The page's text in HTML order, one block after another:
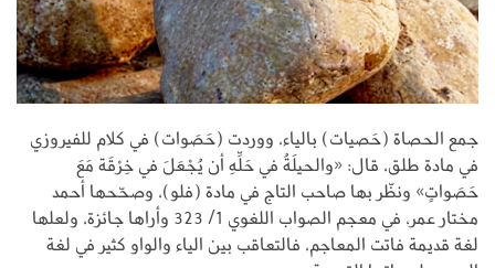
جمع الحصاة (حَصيات) بالياء، ووردت (حَصَوات) في كلام للفيروزي
في مادة طلق، قال: «والحيلَةُ في حَلِّهِ أن يُجْعَلَ في خِرْقَة مَعَ
‌حَصَواتٍ» ونظّر بها صاحب التاج في مادة (فلو)، وصحّحها أحمد
مختار عمر، في معجم الصواب اللغوي 1/ 323 وأراها جائزة، ولعلها
لغة قديمة فاتت المعاجم، فالتعاقب بين الياء والواو كثير في لغة